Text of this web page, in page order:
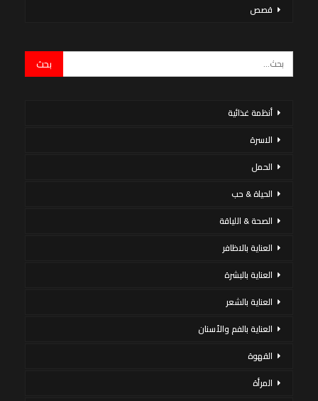
قصص
أنظمة غذائية
الاسرة
الحمل
الحياة & حب
الصحة & اللياقة
العناية بالاظافر
العناية بالبشرة
العناية بالشعر
العناية بالفم والأسنان
القهوة
المرأة